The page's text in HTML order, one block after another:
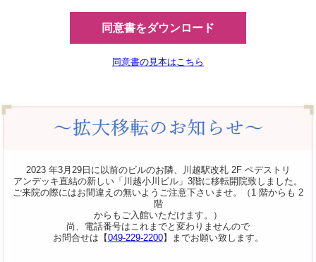
同意書をダウンロード
同意書の見本はこちら
2023 年3月29日に以前のビルのお隣、川越駅改札 2F ペデストリ
アンデッキ直結の新しい「川越小川ビル」3階に移転開院致しました。
ご来院の際にはお間違えの無いようご注意下さいませ。（1 階からも 2
階
からもご入館いただけます。）
尚、電話番号はこれまでと変わりませんので
お問合せは【049-229-2200】までお願い致します。